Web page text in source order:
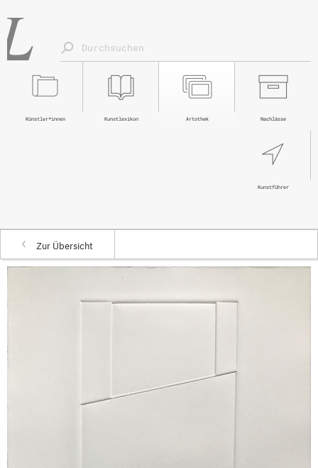
Nachlässe
Artothek
Kunstlexikon
Künstler*innen
Kunstführer
Zur Übersicht